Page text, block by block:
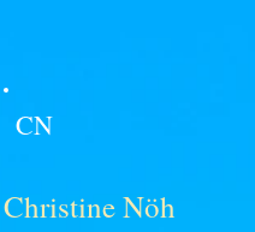
CN
Christine Nöh